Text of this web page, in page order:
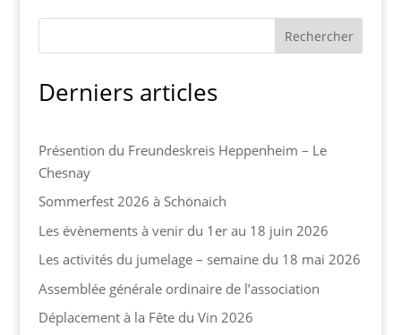
Derniers articles
Présention du Freundeskreis Heppenheim – Le
Chesnay
Sommerfest 2026 à Schönaich
Les évènements à venir du 1er au 18 juin 2026
Les activités du jumelage – semaine du 18 mai 2026
Assemblée générale ordinaire de l’association
Déplacement à la Fête du Vin 2026